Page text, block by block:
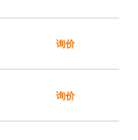
询价
询价